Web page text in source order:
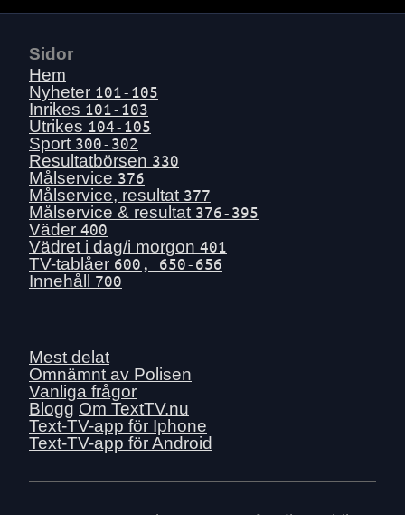
Sidor
Hem
Nyheter 101-105
Inrikes 101-103
Utrikes 104-105
Sport 300-302
Resultatbörsen 330
Målservice 376
Målservice, resultat 377
Målservice & resultat 376-395
Väder 400
Vädret i dag/i morgon 401
TV-tablåer 600, 650-656
Innehåll 700
Mest delat
Omnämnt av Polisen
Vanliga frågor
Blogg Om TextTV.nu
Text-TV-app för Iphone
Text-TV-app för Android